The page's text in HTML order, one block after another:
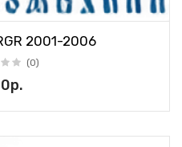
2001-2006
(0)